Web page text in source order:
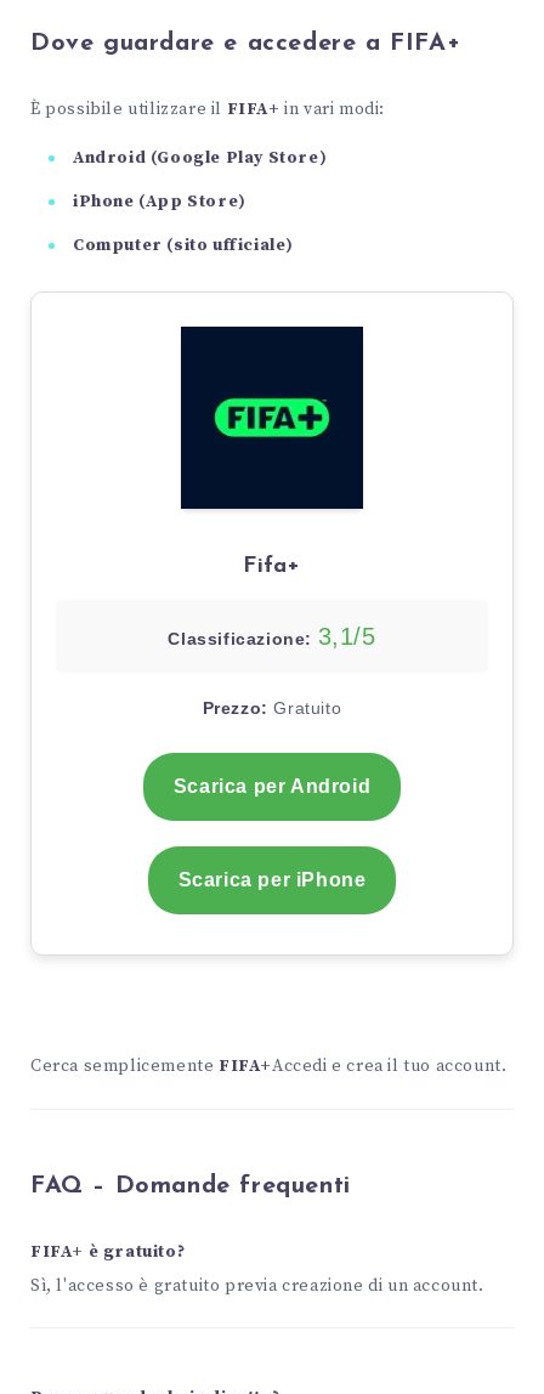
Dove guardare e accedere a FIFA+
È possibile utilizzare il FIFA+ in vari modi:
Android (Google Play Store)
iPhone (App Store)
Computer (sito ufficiale)
Fifa+
Classificazione: 3,1/5
Prezzo: Gratuito
Scarica per Android
Scarica per iPhone
Cerca semplicemente FIFA+Accedi e crea il tuo account.
FAQ – Domande frequenti
FIFA+ è gratuito?
Sì, l'accesso è gratuito previa creazione di un account.